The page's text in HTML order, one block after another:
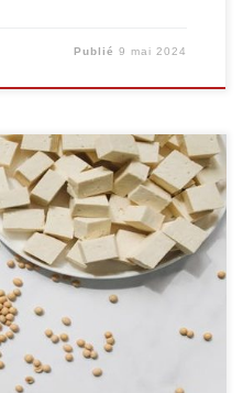
Publié9 mai 2024
un aliment phare dans
Non seulement
riche en
en calcium. Cependant,
avec sa
Dans cet